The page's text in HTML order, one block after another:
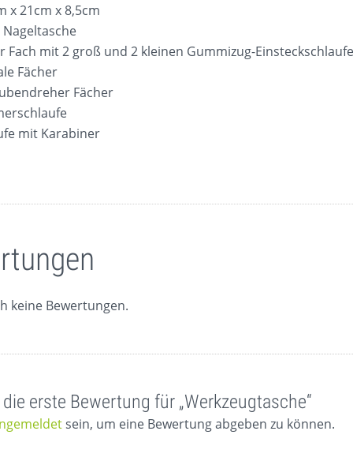
x 21cm x 8,5cm
Fach mit 2 groß und 2 kleinen Gummizug-
Fächer
Fächer
mit Karabiner
keine Bewertungen.
erste Bewertung für „Werkzeugtasche“
sein, um eine Bewertung abgeben zu können.